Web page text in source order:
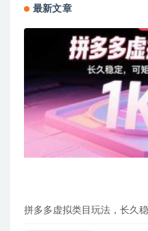
最新文章
拼多多虚拟类目玩法，长久